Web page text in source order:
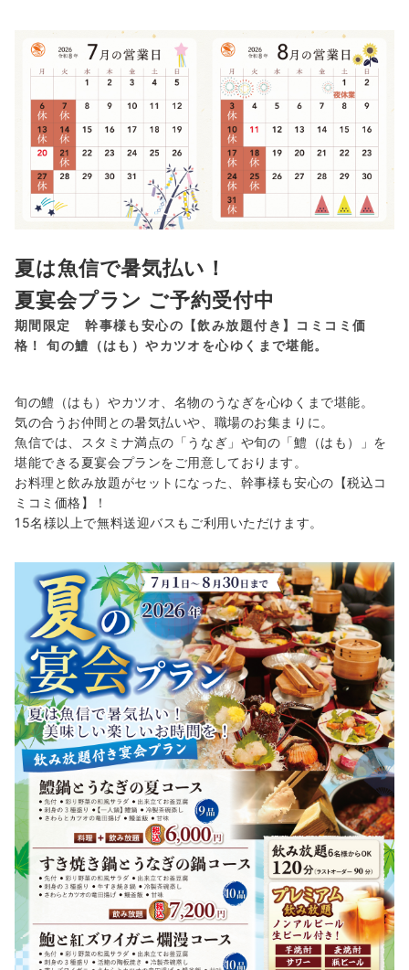
夏は魚信で暑気払い！
夏宴会プラン ご予約受付中
期間限定 幹事様も安心の【飲み放題付き】コミコミ価
格！ 旬の鱧（はも）やカツオを心ゆくまで堪能。
旬の鱧（はも）やカツオ、名物のうなぎを心ゆくまで堪能。
気の合うお仲間との暑気払いや、職場のお集まりに。
魚信では、スタミナ満点の「うなぎ」や旬の「鱧（はも）」を
堪能できる夏宴会プランをご用意しております。
お料理と飲み放題がセットになった、幹事様も安心の【税込コ
ミコミ価格】！
15名様以上で無料送迎バスもご利用いただけます。